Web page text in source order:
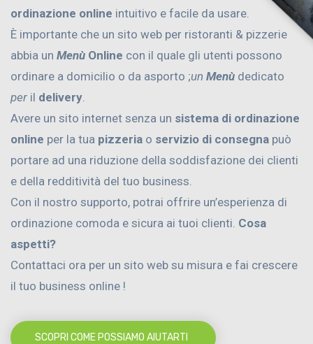
ordinazione online intuitivo e facile da usare.
È importante che un sito web per ristoranti & pizzerie
abbia un Menù Online con il quale gli utenti possono
ordinare a domicilio o da asporto ;un Menù dedicato
per il delivery
Avere un sito internet senza un sistema di ordinazione
online per la tua pizzeria o servizio di consegna può
portare ad una riduzione della soddisfazione dei clienti
e della redditività del tuo business.
Con il nostro supporto, potrai offrire un’esperienza di
ordinazione comoda e sicura ai tuoi clienti. Cosa
aspetti?
Contattaci ora per un sito web su misura e fai crescere
il tuo business online !
SCOPRI COME POSSIAMO AIUTARTI